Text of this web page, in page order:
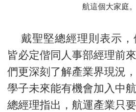
航這個大家庭。
戴聖堅總經理則表示，
皆必定偕同人事部經理前
們更深刻了解產業界現況
學子未來能有機會加入中
總經理指出，航運產業只